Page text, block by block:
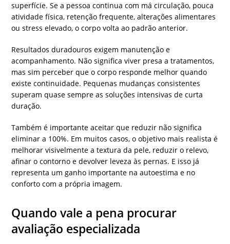
superfície. Se a pessoa continua com má circulação, pouca
atividade física, retenção frequente, alterações alimentares
ou stress elevado, o corpo volta ao padrão anterior.
Resultados duradouros exigem manutenção e
acompanhamento. Não significa viver presa a tratamentos,
mas sim perceber que o corpo responde melhor quando
existe continuidade. Pequenas mudanças consistentes
superam quase sempre as soluções intensivas de curta
duração.
Também é importante aceitar que reduzir não significa
eliminar a 100%. Em muitos casos, o objetivo mais realista é
melhorar visivelmente a textura da pele, reduzir o relevo,
afinar o contorno e devolver leveza às pernas. E isso já
representa um ganho importante na autoestima e no
conforto com a própria imagem.
Quando vale a pena procurar
avaliação especializada